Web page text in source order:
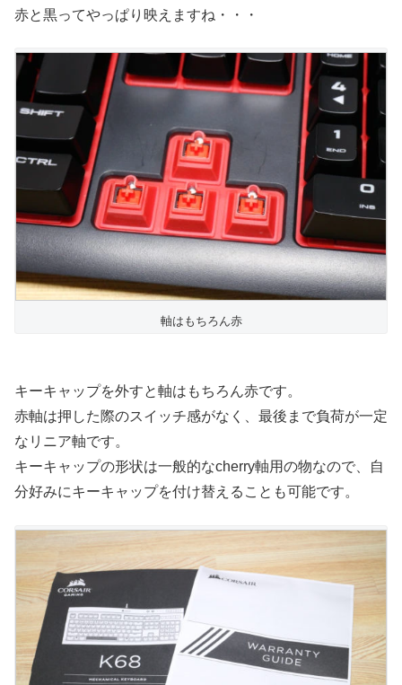
赤と黒ってやっぱり映えますね・・・
軸はもちろん赤
キーキャップを外すと軸はもちろん赤です。
赤軸は押した際のスイッチ感がなく、最後まで負荷が一定
なリニア軸です。
キーキャップの形状は一般的なcherry軸用の物なので、自
分好みにキーキャップを付け替えることも可能です。